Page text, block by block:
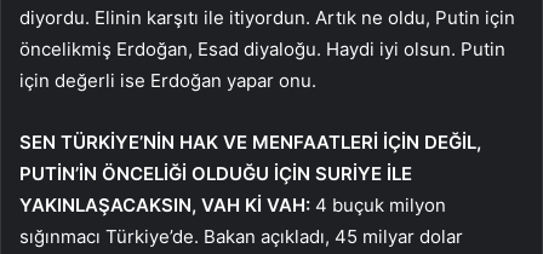
diyordu. Elinin karşıtı ile itiyordun. Artık ne oldu, Putin için
öncelikmiş Erdoğan, Esad diyaloğu. Haydi iyi olsun. Putin
için değerli ise Erdoğan yapar onu.
SEN TÜRKİYE’NİN HAK VE MENFAATLERİ İÇİN DEĞİL,
PUTİN’İN ÖNCELİĞİ OLDUĞU İÇİN SURİYE İLE
YAKINLAŞACAKSIN, VAH Kİ VAH: 4 buçuk milyon
sığınmacı Türkiye’de. Bakan açıkladı, 45 milyar dolar